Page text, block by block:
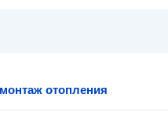
отопления